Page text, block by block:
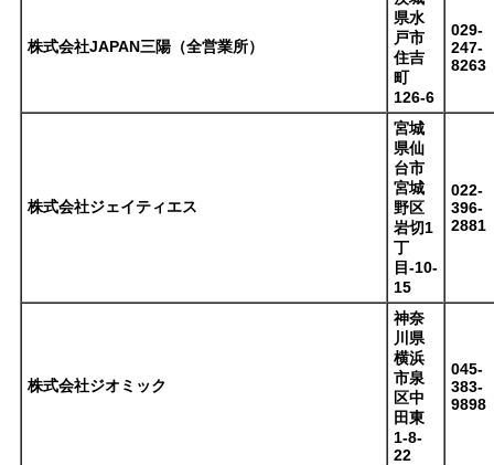
株式会社JAPAN三陽（全営業所）
県水
戸市
住吉
町
126-6
029-
247-
8263
株式会社ジェイティエス
宮城
県仙
台市
宮城
野区
岩切1
丁
目-10-
15
022-
396-
2881
株式会社ジオミック
神奈
川県
横浜
市泉
区中
田東
1-8-
22
045-
383-
9898